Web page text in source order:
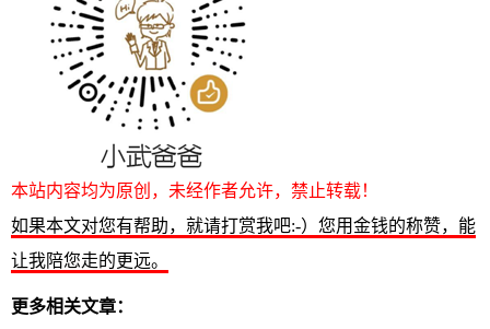
本站内容均为原创，未经作者允许，禁止转载！
如果本文对您有帮助，就请打赏我吧:-）您用金钱的称赞，能
让我陪您走的更远。
更多相关文章：